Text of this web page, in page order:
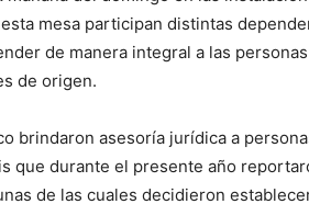
mesa participan distintas
de manera integral a las
de origen.
brindaron asesoría jurídica a
que durante el presente año
de las cuales decidieron